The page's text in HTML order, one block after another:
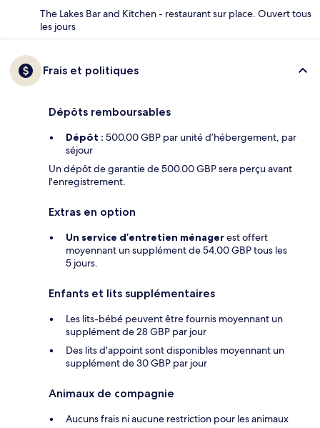
The Lakes Bar and Kitchen - restaurant sur place. Ouvert tous
les jours
Frais et politiques
Dépôts remboursables
Dépôt : 500.00 GBP par unité d’hébergement, par
séjour
Un dépôt de garantie de 500.00 GBP sera perçu avant
l'enregistrement.
Extras en option
Un service d’entretien ménagerest offert
moyennant un supplément de 54.00 GBP tous les
5 jours.
Enfants et lits supplémentaires
Les lits-bébé peuvent être fournis moyennant un
supplément de 28 GBP par jour
Des lits d'appoint sont disponibles moyennant un
supplément de 30 GBP par jour
Animaux de compagnie
Aucuns frais ni aucune restriction pour les animaux